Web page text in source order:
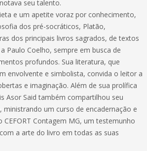
seu talento.
e um apetite voraz por conhecimento,
dos pré-socráticos, Platão,
dos principais livros sagrados, de textos
Paulo Coelho, sempre em busca de
profundos. Sua literatura, que
envolvente e simbolista, convida o leitor a
e imaginação. Além de sua prolífica
Asor Said também compartilhou seu
ministrando um curso de encadernação e
CEFORT Contagem MG, um testemunho
a arte do livro em todas as suas